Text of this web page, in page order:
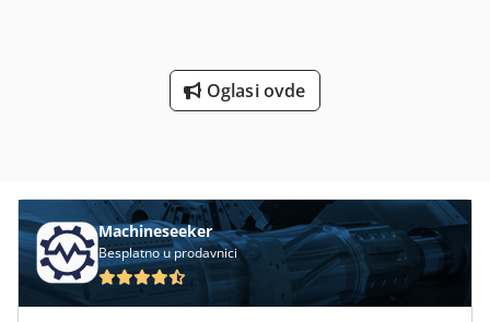
Oglasi ovde
Machineseeker
Besplatno u prodavnici